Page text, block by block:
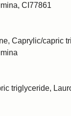
CI77861
Caprylic/capric
triglyceride,